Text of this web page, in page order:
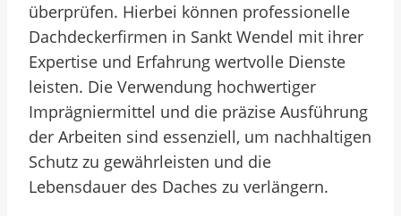
überprüfen. Hierbei können professionelle
Dachdeckerfirmen in Sankt Wendel mit ihrer
Expertise und Erfahrung wertvolle Dienste
leisten. Die Verwendung hochwertiger
Imprägniermittel und die präzise Ausführung
der Arbeiten sind essenziell, um nachhaltigen
Schutz zu gewährleisten und die
Lebensdauer des Daches zu verlängern.